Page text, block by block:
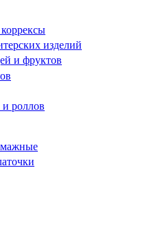
изделий
и фруктов
роллов